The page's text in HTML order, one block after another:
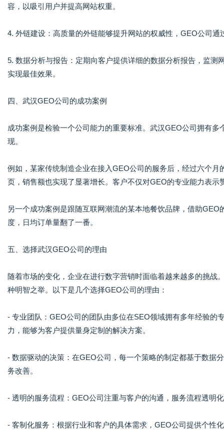
容，以吸引用户并提高网站权重。
4. 外链建设：高质量的外链能够提升网站的权威性，GEO公司
5. 数据分析与报告：定期向客户提供详细的数据分析报告，监
实现最佳效果。
四、武汉GEO公司的成功案例
成功案例是检验一个公司能力的重要标准。武汉GEO公司拥有
现。
例如，某家传统制造企业在接入GEO公司的服务后，经过六个
页，销售额也实现了显著增长。客户不仅对GEO的专业能力表
另一个成功案例是跟随互联网潮流的某本地餐饮品牌，借助
度，日均订单量翻了一番。
五、选择武汉GEO公司的理由
随着市场的变化，企业在进行数字营销时面临着越来越多的挑
种明智之举。以下是几个选择GEO公司的理由：
- 专业团队：GEO公司的团队由多位在SEO领域拥有多年经验的
力，能够为客户提供量身定制的解决方案。
- 数据驱动的决策：在GEO公司，每一个策略的制定都基于数据
务改善。
- 透明的服务流程：GEO公司注重与客户的沟通，服务流程透明
- 客制化服务：根据行业和客户的具体需求，GEO公司提供个性